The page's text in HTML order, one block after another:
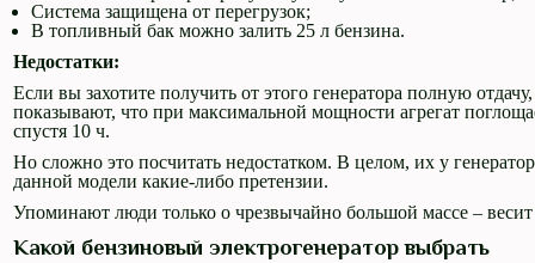
Система защищена от перегрузок;
В топливный бак можно залить 25 л бензина.
Недостатки:
Если вы захотите получить от этого генератора полную
показывают, что при максимальной мощности агрегат
спустя 10 ч.
Но сложно это посчитать недостатком. В целом, их у
данной модели какие-либо претензии.
Упоминают люди только о чрезвычайно большой массе – весит
Какой бензиновый электрогенератор выбрать